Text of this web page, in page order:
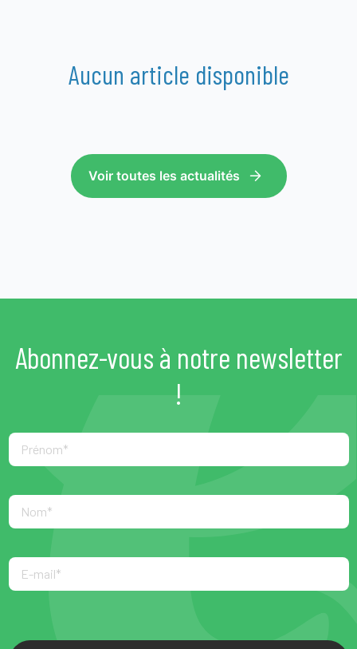
Aucun article disponible
Voir toutes les actualités
Abonnez-vous à notre newsletter
!